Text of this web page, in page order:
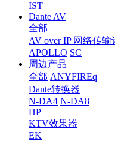
IST
Dante AV
全部
AV over IP 网络传输
APOLLO SC
周边产品
全部 ANYFIREq
Dante转换器
N-DA4 N-DA8
HP
KTV效果器
EK